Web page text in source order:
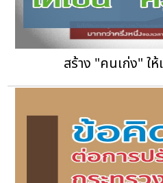
สร้าง "คนเก่ง" ใ